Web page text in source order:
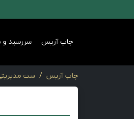
چاپ آریس سررسید و
چاپ آریس ست